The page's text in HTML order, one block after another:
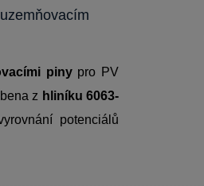
pinypro PV
z hliníku 6063-
potenciálů